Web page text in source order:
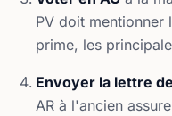
PV doit mentionner
prime, les
Envoyer la lettre
AR à l'ancien